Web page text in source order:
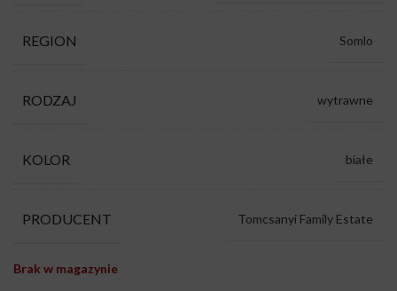
REGION Somlo
RODZAJ wytrawne
KOLOR białe
PRODUCENT Tomcsanyi Family Estate
Brak w magazynie